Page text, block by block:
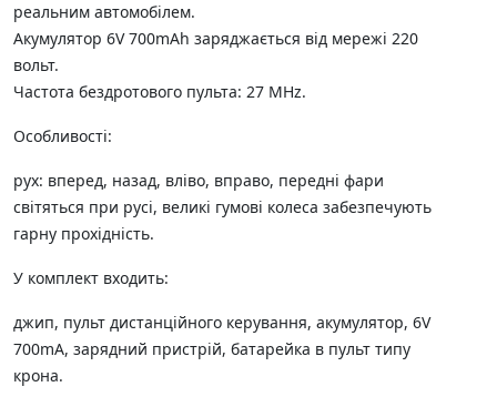
реальним автомобілем.
Акумулятор 6V 700mAh заряджається від мережі 220
вольт.
Частота бездротового пульта: 27 MHz.
Особливості:
рух: вперед, назад, вліво, вправо, передні фари
світяться при русі, великі гумові колеса забезпечують
гарну прохідність.
У комплект входить:
джип, пульт дистанційного керування, акумулятор, 6V
700mA, зарядний пристрій, батарейка в пульт типу
крона.